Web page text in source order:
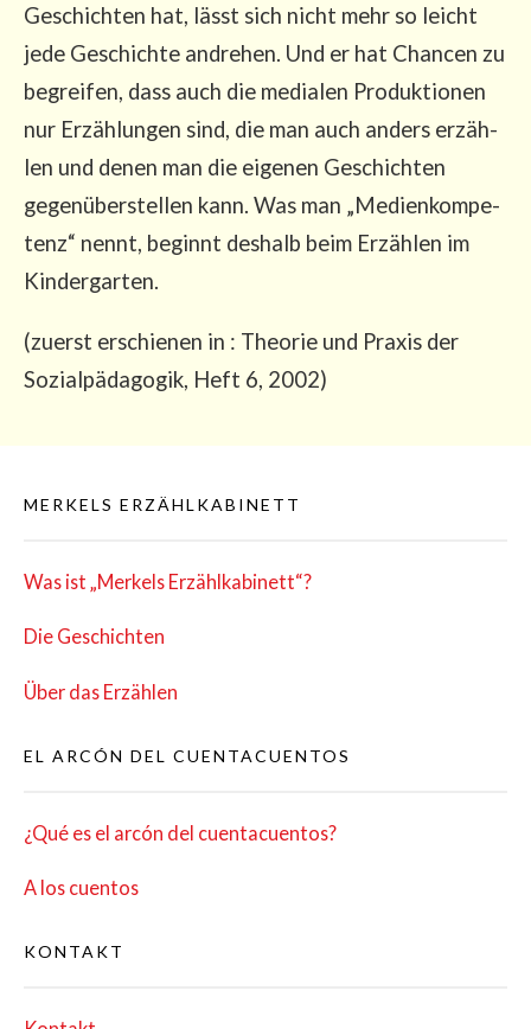
Geschich­ten hat, lässt sich nicht mehr so leicht
jede Geschich­te andre­hen. Und er hat Chan­cen zu
begrei­fen, dass auch die media­len Pro­duk­tio­nen
nur Erzäh­lun­gen sind, die man auch anders erzäh­
len und denen man die eige­nen Geschich­ten
gegen­über­stel­len kann. Was man „Medi­en­kom­pe­
tenz“ nennt, beginnt des­halb beim Erzäh­len im
Kindergarten.
(zuerst erschie­nen in : Theo­rie und Pra­xis der
Sozi­al­päd­ago­gik, Heft 6, 2002)
MERKELS ERZÄHLKABINETT
Was ist „Mer­kels Erzählkabinett“?
Die Geschich­ten
Über das Erzählen
EL ARCÓN DEL CUENTACUENTOS
¿Qué es el arcón del cuentacuentos?
A los cuentos
KONTAKT